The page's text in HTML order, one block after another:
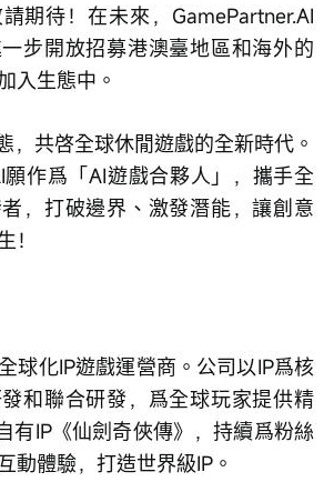
期待！在未來，GamePartner.AI
步開放招募港澳臺地區和海外的
入生態中。
，共啓全球休閒遊戲的全新時代。
願作爲「AI遊戲合夥人」，攜手全
，打破邊界、激發潛能，讓創意
！
球化IP遊戲運營商。公司以IP爲核
和聯合研發，爲全球玩家提供精
有IP《仙劍奇俠傳》，持續爲粉絲
動體驗，打造世界級IP。